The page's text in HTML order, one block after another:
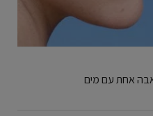
אחת עם מים